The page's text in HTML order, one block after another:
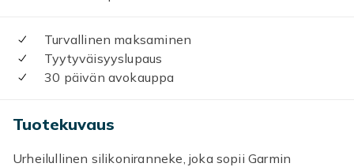
Turvallinen maksaminen
Tyytyväisyyslupaus
30 päivän avokauppa
Tuotekuvaus
Urheilullinen silikoniranneke, joka sopii Garmin